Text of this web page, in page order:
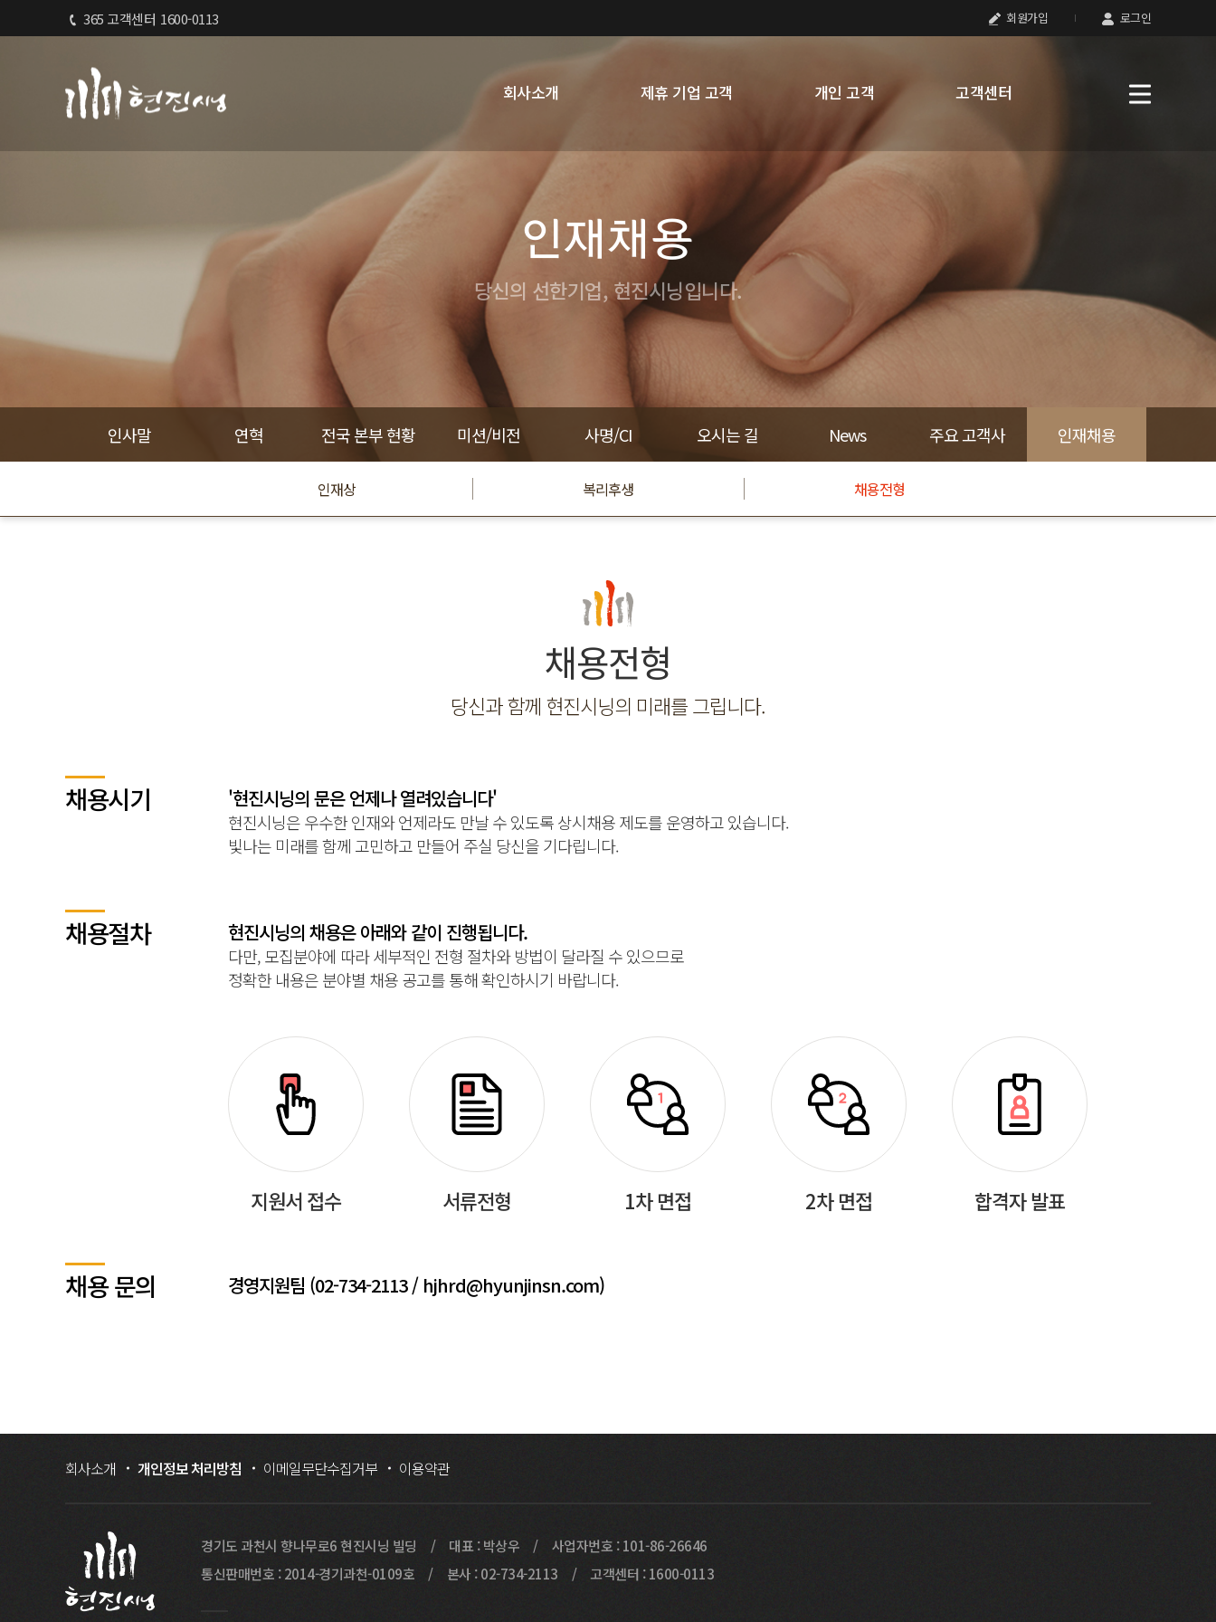
365 고객센터 1600-0113 회원가입 로그인
회사소개 제휴 기업 고객 개인 고객 고객센터
인재채용
당신의 선한기업, 현진시닝입니다.
인사말 연혁 전국 본부 현황 미션/비전 사명/CI 오시는 길 News 주요 고객사 인재채용
인재상 복리후생 채용전형
채용전형
당신과 함께 현진시닝의 미래를 그립니다.
채용시기 '현진시닝의 문은 언제나 열려있습니다'
현진시닝은 우수한 인재와 언제라도 만날 수 있도록 상시채용 제도를 운영하고 있습니다.
빛나는 미래를 함께 고민하고 만들어 주실 당신을 기다립니다.
채용절차 현진시닝의 채용은 아래와 같이 진행됩니다.
다만, 모집분야에 따라 세부적인 전형 절차와 방법이 달라질 수 있으므로
정확한 내용은 분야별 채용 공고를 통해 확인하시기 바랍니다.
지원서 접수 서류전형 1차 면접 2차 면접 합격자 발표
채용 문의 경영지원팀 (02-734-2113 / hjhrd@hyunjinsn.com)
회사소개 개인정보 처리방침 이메일무단수집거부 이용약관
경기도 과천시 향나무로6 현진시닝 빌딩 대표 : 박상우
사업자번호 : 101-86-26646
통신판매번호 : 2014-경기과천-0109호
본사 : 02-734-2113 고객센터 : 1600-0113